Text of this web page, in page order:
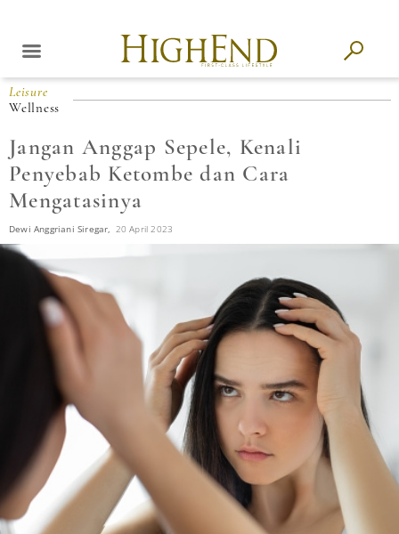
Leisure
Wellness
Jangan Anggap Sepele, Kenali
Penyebab Ketombe dan Cara
Mengatasinya
Dewi Anggriani Siregar, 20 April 2023